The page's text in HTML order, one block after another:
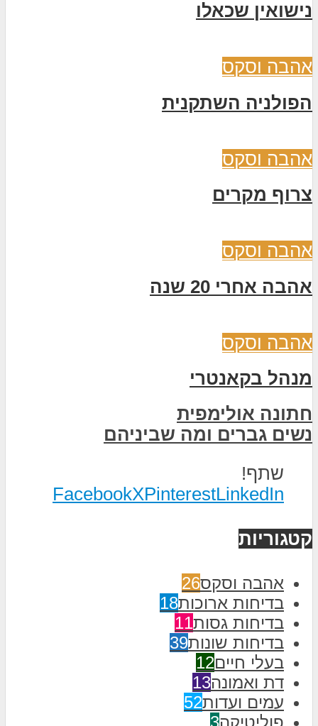
נישואין שכאלו
אהבה וסקס
הפולניה השתקנית
אהבה וסקס
צרוף מקרים
אהבה וסקס
אהבה אחרי 20 שנה
אהבה וסקס
מנהל בקאנטרי
חתונה אולימפית
נשים גברים ומה שביניהם
שתף!
FacebookXPinterestLinkedIn
קטגוריות
אהבה וסקס26
בדיחות ארוכות18
בדיחות גסות11
בדיחות שונות39
בעלי חיים12
דת ואמונה13
עמים ועדות52
פוליטיקה3